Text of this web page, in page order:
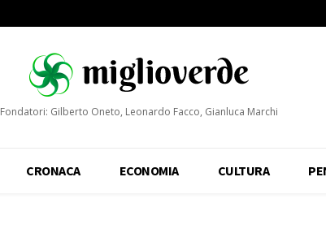
Fondatori: Gilberto Oneto, Leonardo Facco, Gianluca Marchi
CRONACA ECONOMIA CULTURA